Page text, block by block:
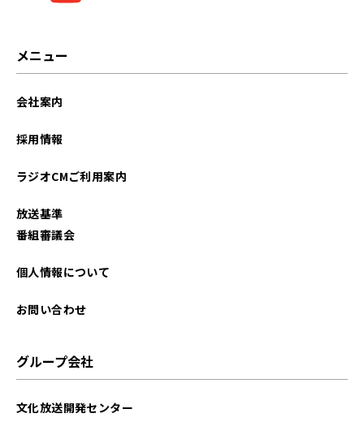
メニュー
会社案内
採用情報
ラジオCMご利用案内
放送基準
番組審議会
個人情報について
お問い合わせ
グループ会社
文化放送開発センター